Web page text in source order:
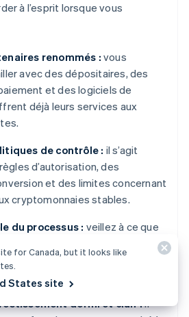
à l’esprit lorsque vous
renommés : vous
avec des dépositaires, des
et des logiciels de
déjà leurs services aux
de contrôle : il s’agit
d’autorisation, des
et des limites concernant
cryptomonnaies stables.
du processus : veillez à ce que
votre système de trésorerie
un projet pilote restreint avec
défini et clair :il
for Canada, but it looks like
States site